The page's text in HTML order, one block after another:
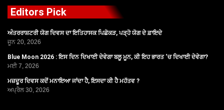
Editors Pick
ਅੰਤਰਰਾਸ਼ਟਰੀ ਯੋਗ ਦਿਵਸ ਦਾ ਇਤਿਹਾਸਕ ਪਿਛੋਕੜ, ਪੜ੍ਹੋ ਯੋਗ ਦੇ ਫ਼ਾਇਦੇ
ਜੂਨ 20, 2026
Blue Moon 2026 : ਇਸ ਦਿਨ ਦਿਖਾਈ ਦੇਵੇਗਾ ਬਲੂ ਮੂਨ, ਕੀ ਇਹ ਭਾਰਤ ‘ਚ ਦਿਖਾਈ ਦੇਵੇਗਾ?
ਮਈ 7, 2026
ਮਜ਼ਦੂਰ ਦਿਵਸ ਕਦੋਂ ਮਨਾਇਆ ਜਾਂਦਾ ਹੈ, ਇਸਦਾ ਕੀ ਹੈ ਮਹੱਤਵ ?
ਅਪ੍ਰੈਲ 30, 2026